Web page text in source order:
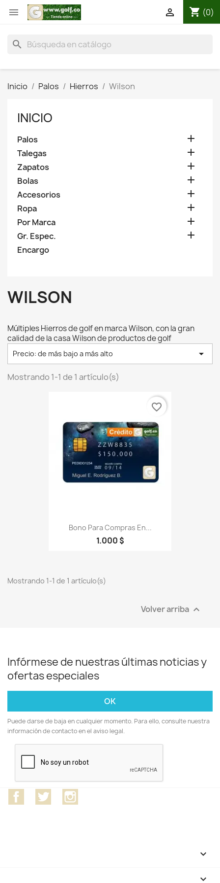
 shopping_cart (0)

search
Inicio Palos Hierros Wilson
INICIO
Palos 
Talegas 
Zapatos 
Bolas 
Accesorios 
Ropa 
Por Marca 
Gr. Espec. 
Encargo
WILSON
Múltiples Hierros de golf en marca Wilson, con la gran
calidad de la casa Wilson de productos de golf
Precio: de más bajo a más alto 
Mostrando 1-1 de 1 artículo(s)
Bono Para Compras En...
1.000 $
favorite_border
Mostrando 1-1 de 1 artículo(s)
Volver arriba 
Infórmese de nuestras últimas noticias y
ofertas especiales
Puede darse de baja en cualquier momento. Para ello, consulte nuestra
información de contacto en el aviso legal.
FacebookTwitter

